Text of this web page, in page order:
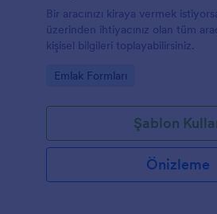
Bir aracınızı kiraya vermek
üzerinden ihtiyacınız olan tüm
kişisel bilgileri toplayabilirsiniz.
Go to Category:
Emlak Formları
Şablon
Önizleme